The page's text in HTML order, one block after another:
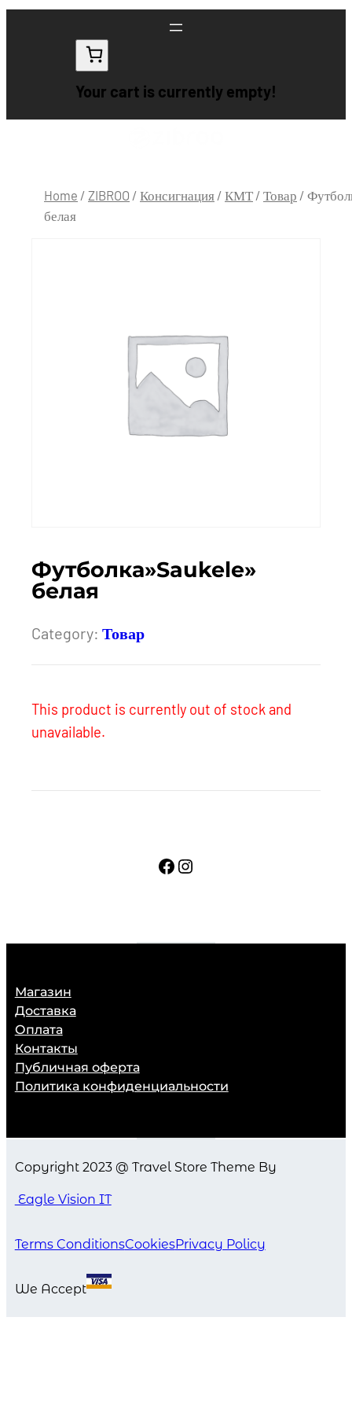
Your cart is currently empty!
Home / ZIBROO / Консигнация / КМТ / Товар /
белая
Футболка»Saukele»
белая
Category: Товар
This product is currently out of stock and
unavailable.
Facebook
Instagram
Магазин
Доставка
Оплата
Контакты
Публичная оферта
Политика конфиденциальности
Copyright 2023 @ Travel Store Theme By
Eagle Vision IT
Terms ConditionsCookiesPrivacy Policy
We Accept